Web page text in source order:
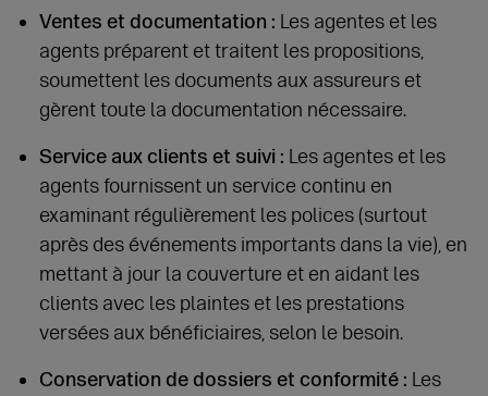
Ventes et documentation : Les agentes et les
agents préparent et traitent les propositions,
soumettent les documents aux assureurs et
gèrent toute la documentation nécessaire.
Service aux clients et suivi : Les agentes et les
agents fournissent un service continu en
examinant régulièrement les polices (surtout
après des événements importants dans la vie), en
mettant à jour la couverture et en aidant les
clients avec les plaintes et les prestations
versées aux bénéficiaires, selon le besoin.
Conservation de dossiers et conformité : Les